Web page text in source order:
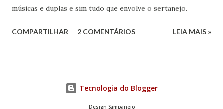
músicas e duplas e sim tudo que envolve o sertanejo.
COMPARTILHAR 2 COMENTÁRIOS LEIA MAIS »
Tecnologia do Blogger
Design Sampanejo